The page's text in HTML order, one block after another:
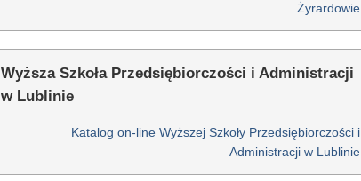
Żyrardowie
Wyższa Szkoła Przedsiębiorczości i Administracji
w Lublinie
Katalog on-line Wyższej Szkoły Przedsiębiorczości i
Administracji w Lublinie